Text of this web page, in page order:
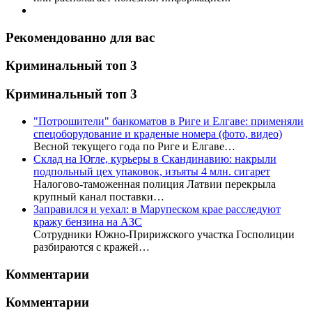
Рекомендованно для вас
Криминальный топ 3
Криминальный топ 3
"Потрошители" банкоматов в Риге и Елгаве: применяли
спецоборудование и краденые номера (фото, видео)
Весной текущего года по Риге и Елгаве…
Склад на Югле, курьеры в Скандинавию: накрыли
подпольный цех упаковок, изъяты 4 млн. сигарет
Налогово-таможенная полиция Латвии перекрыла
крупный канал поставки…
Заправился и уехал: в Марупеском крае расследуют
кражу бензина на АЗС
Сотрудники Южно-Пририжского участка Госполиции
разбираются с кражей…
Комментарии
Комментарии